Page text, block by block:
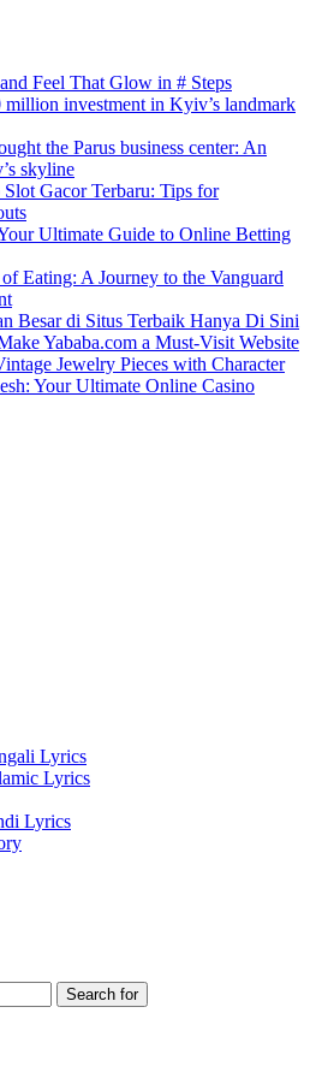
Feel That Glow in # Steps
investment in Kyiv’s landmark
the Parus business center: An
skyline
Gacor Terbaru: Tips for
Ultimate Guide to Online Betting
Eating: A Journey to the Vanguard
Besar di Situs Terbaik Hanya Di Sini
Yababa.com a Must-Visit Website
Jewelry Pieces with Character
Your Ultimate Online Casino
Lyrics
Lyrics
Lyrics
Search for